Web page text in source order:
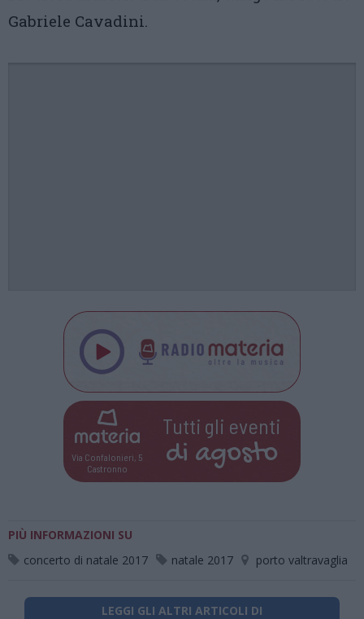
Gabriele Cavadini.
Via Confalonieri, 5
Castronno
Tutti gli eventi
di agosto
PIÙ INFORMAZIONI SU
concerto di natale 2017
natale 2017 porto valtravaglia
LEGGI GLI ALTRI ARTICOLI DI